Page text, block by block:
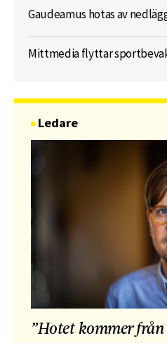
Gaudeamus hotas av
Mittmedia flyttar
Ledare
”Hotet kommer från